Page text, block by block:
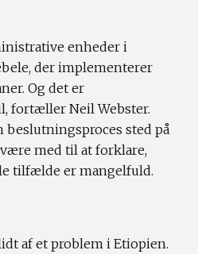
enheder i
der implementerer
Og det er
fortæller Neil Webster.
sted på
med til at forklare,
tilfælde er mangelfuld.
af et problem i Etiopien.